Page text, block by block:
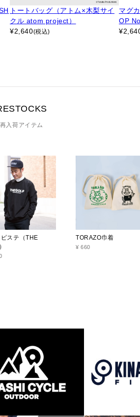
トートバッグ（アトム×木梨サイ
クル atom project）
¥2,640(税込)
マグ
OP
¥
再入荷アイテム
ステ（THE
TORAZO巾着
¥ 660